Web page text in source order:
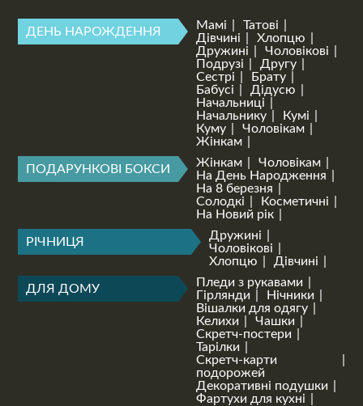
ДЕНЬ НАРОЖДЕННЯ Мамі
Татові
Дівчині
Хлопцю
Дружині
Чоловікові
Подрузі
Другу
Сестрі
Брату
Бабусі
Дідусю
Начальниці
Начальнику
Кумі
Куму
Чоловікам
Жінкам
ПОДАРУНКОВІ БОКСИ Жінкам
Чоловікам
На День Народження
На 8 березня
Солодкі
Косметичні
На Новий рік
РІЧНИЦЯ
Дружині
Чоловікові
Хлопцю
Дівчині
ДЛЯ ДОМУ
Пледи з рукавами
Гірлянди
Нічники
Вішалки для одягу
Келихи
Чашки
Скретч-постери
Тарілки
Скретч-карти
подорожей
Декоративні подушки
Фартухи для кухні